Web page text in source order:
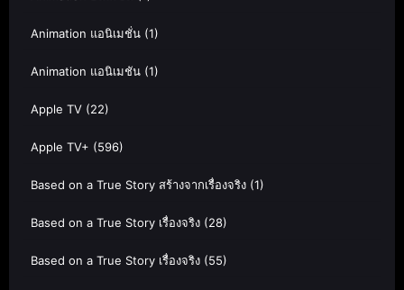
Animation แอนิเมชั่น (1)
Animation แอนิเมชัน (1)
Apple TV (22)
Apple TV+ (596)
Based on a True Story สร้างจากเรื่องจริง (1)
Based on a True Story เรื่องจริง (28)
Based on a True Story เรื่องจริง (55)